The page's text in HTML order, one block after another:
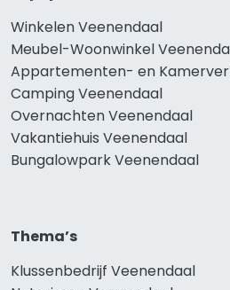
Winkelen Veenendaal
Meubel-Woonwinkel
Appartementen- en
Camping Veenendaal
Overnachten Veenendaal
Vakantiehuis Veenendaal
Bungalowpark Veenendaal
Thema’s
Klussenbedrijf Veenendaal